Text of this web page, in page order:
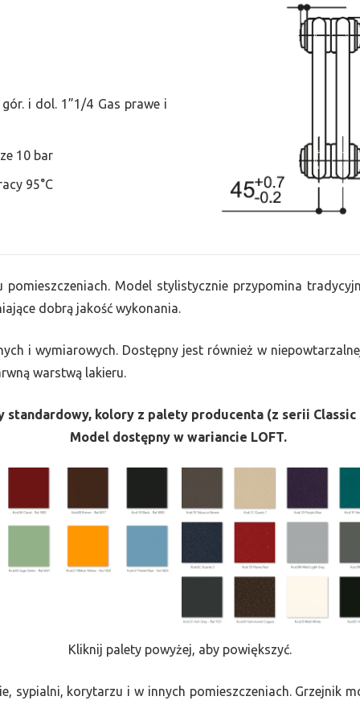
i dol. 1”1/4 Gas prawe i
10 bar
95°C
Model stylistycznie przypomina
dobrą jakość wykonania.
i wymiarowych. Dostępny jest również w
warstwą lakieru.
standardowy, kolory z palety producenta (z serii
Model dostępny w wariancie LOFT.
Kliknij palety powyżej, aby powiększyć.
sypialni, korytarzu i w innych pomieszczeniach. Grzejnik